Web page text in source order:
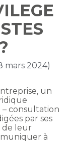
mars 2024)
un
– consultation
par ses
de leur
à